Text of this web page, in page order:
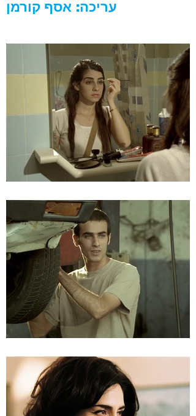
עריכה: אסף קורמן